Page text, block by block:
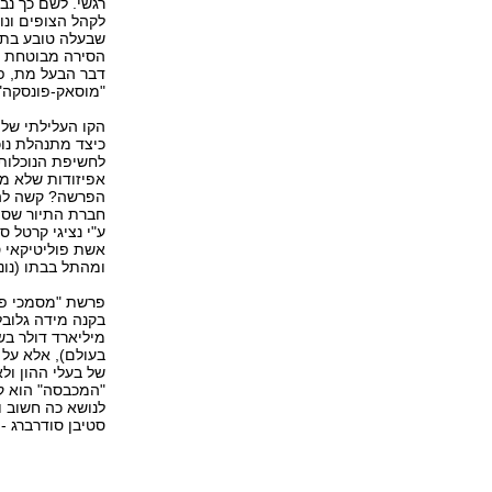
לקהל הצופים
שבעלה טובע
הסירה מבוטחת
דבר הבעל מת,
"מוסאק-
הקו העלילתי
כיצד מתנהלת
לחשיפת
אפיזודות שלא
הפרשה? קשה
חברת התיור
ע"י נציגי קרטל
אשת פוליטיקאי
ומהתל בבתו
פרשת "מסמכי
מיליארד דולר
בעולם), אלא
של בעלי ההון
"המכבסה" הוא
לנושא כה חשוב
סטיבן סודרברג